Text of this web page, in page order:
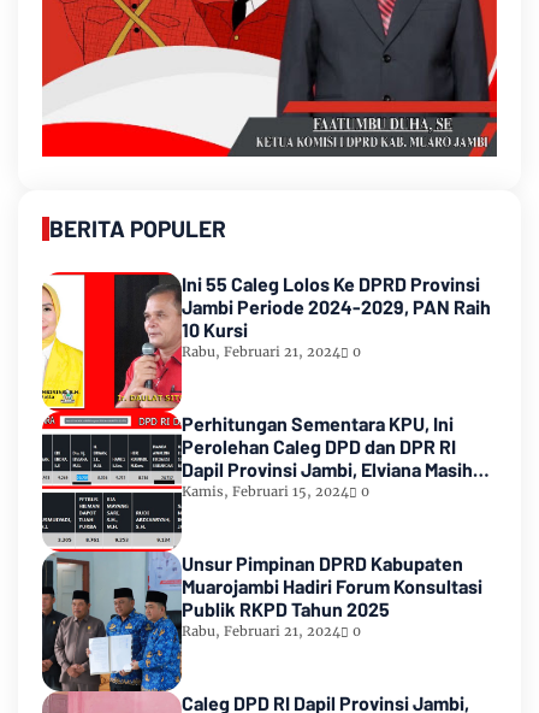
BERITA POPULER
Ini 55 Caleg Lolos Ke DPRD Provinsi
Jambi Periode 2024-2029, PAN Raih
10 Kursi
Rabu, Februari 21, 2024 0
Perhitungan Sementara KPU, Ini
Perolehan Caleg DPD dan DPR RI
Dapil Provinsi Jambi, Elviana Masih
Urutan Kedua Teratas
Kamis, Februari 15, 2024 0
Unsur Pimpinan DPRD Kabupaten
Muarojambi Hadiri Forum Konsultasi
Publik RKPD Tahun 2025
Rabu, Februari 21, 2024 0
Caleg DPD RI Dapil Provinsi Jambi,